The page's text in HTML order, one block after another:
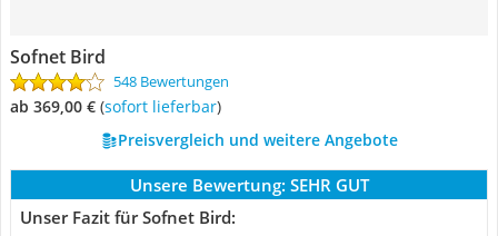
Sofnet Bird
548 Bewertungen
ab 369,00 € ( Sofort lieferbar)
Preisvergleich und weitere Angebote
Unsere Bewertung: SEHR GUT
Unser Fazit für Sofnet Bird: